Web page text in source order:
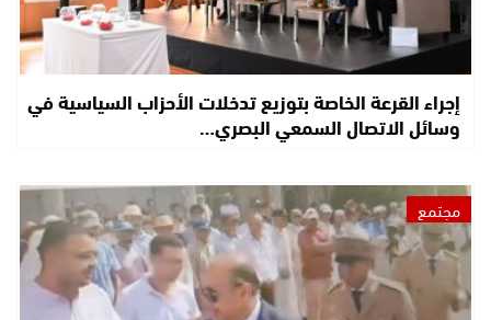
إجراء القرعة الخاصة بتوزيع تدخلات الأحزاب السياسية في
وسائل الاتصال السمعي البصري…
مجتمع